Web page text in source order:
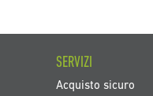
SERVIZI
Acquisto sicuro